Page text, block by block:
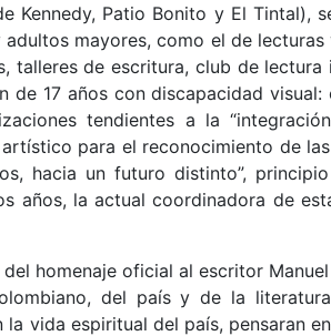
Kennedy, Patio Bonito y El Tintal),
mayores, como el de
talleres de escritura, club de
de 17 años con discapacidad
tendientes a la
para el reconocimiento de
hacia un futuro distinto”,
años, la actual coordinadora de
homenaje oficial al escritor
del país y de la
la vida espiritual del país, pensaran